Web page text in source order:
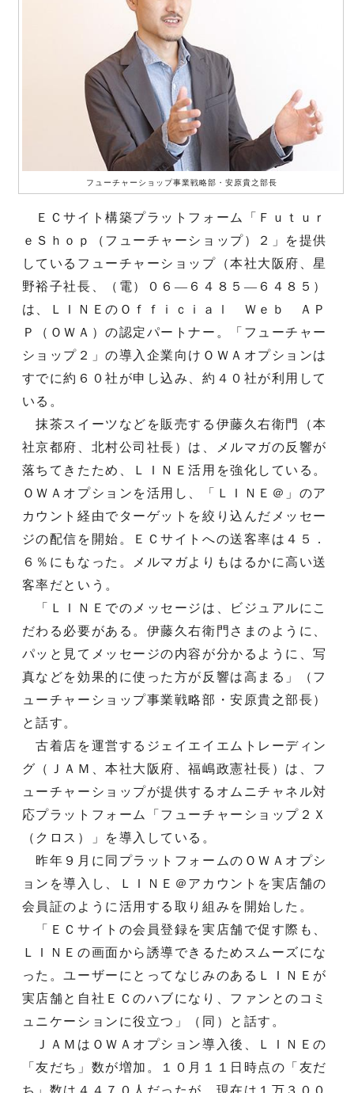
フューチャーショップ事業戦略部・安原貴之部長
ＥＣサイト構築プラットフォーム「Ｆｕｔｕｒ
ｅＳｈｏｐ（フューチャーショップ）２」を提供
しているフューチャーショップ（本社大阪府、星
野裕子社長、（電）０６―６４８５―６４８５）
は、ＬＩＮＥのＯｆｆｉｃｉａｌ Ｗｅｂ ＡＰ
Ｐ（ＯＷＡ）の認定パートナー。「フューチャー
ショップ２」の導入企業向けＯＷＡオプションは
すでに約６０社が申し込み、約４０社が利用して
いる。
抹茶スイーツなどを販売する伊藤久右衛門（本
社京都府、北村公司社長）は、メルマガの反響が
落ちてきたため、ＬＩＮＥ活用を強化している。
ＯＷＡオプションを活用し、「ＬＩＮＥ＠」のア
カウント経由でターゲットを絞り込んだメッセー
ジの配信を開始。ＥＣサイトへの送客率は４５．
６％にもなった。メルマガよりもはるかに高い送
客率だという。
「ＬＩＮＥでのメッセージは、ビジュアルにこ
だわる必要がある。伊藤久右衛門さまのように、
パッと見てメッセージの内容が分かるように、写
真などを効果的に使った方が反響は高まる」（フ
ューチャーショップ事業戦略部・安原貴之部長）
と話す。
古着店を運営するジェイエイエムトレーディン
グ（ＪＡＭ、本社大阪府、福嶋政憲社長）は、フ
ューチャーショップが提供するオムニチャネル対
応プラットフォーム「フューチャーショップ２Ｘ
（クロス）」を導入している。
昨年９月に同プラットフォームのＯＷＡオプシ
ョンを導入し、ＬＩＮＥ＠アカウントを実店舗の
会員証のように活用する取り組みを開始した。
「ＥＣサイトの会員登録を実店舗で促す際も、
ＬＩＮＥの画面から誘導できるためスムーズにな
った。ユーザーにとってなじみのあるＬＩＮＥが
実店舗と自社ＥＣのハブになり、ファンとのコミ
ュニケーションに役立つ」（同）と話す。
ＪＡＭはＯＷＡオプション導入後、ＬＩＮＥの
「友だち」数が増加。１０月１１日時点の「友だ
ち」数は４４７０人だったが、現在は１万３００